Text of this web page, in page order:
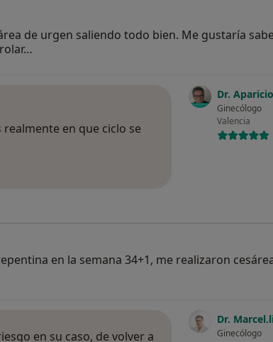
de urgen saliendo todo bien. Me gustaría
Dr.
Ginecólogo
Valencia
en que ciclo se
en la semana 34+1, me realizaron
Dr.
Ginecólogo
en su caso, de volver a